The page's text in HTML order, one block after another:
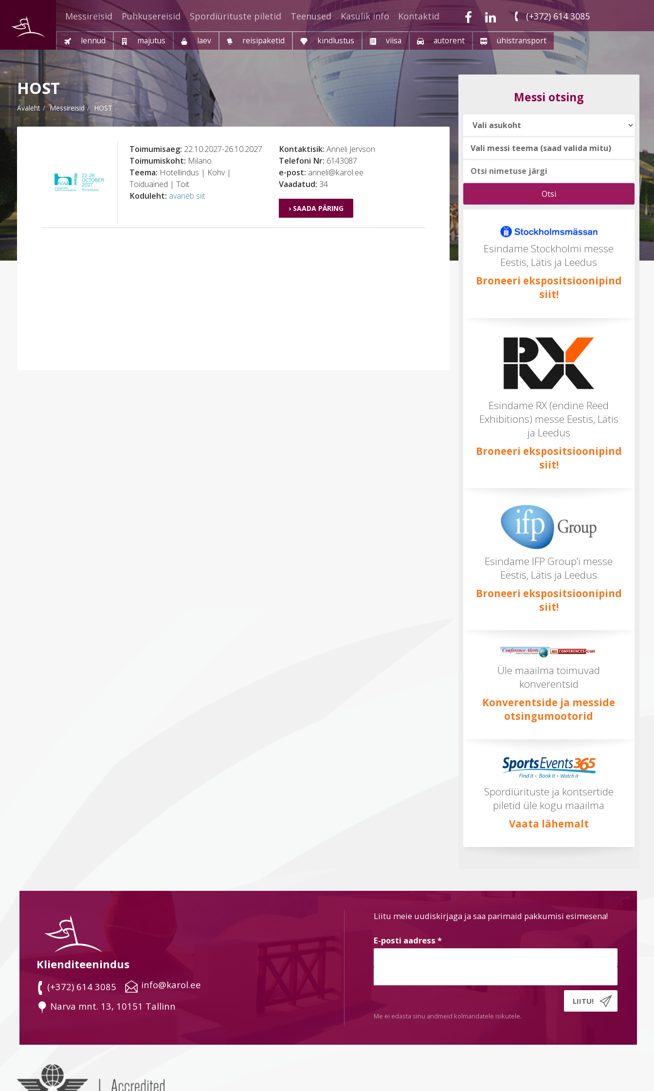
(+372) 614 3085
Messireisid Puhkusereisid Spordiürituste piletid Teenused Kasulik info Kontaktid
lennud majutus laev reisipaketid kindlustus viisa autorent ühistransport
HOST
Avaleht Messireisid HOST
Toimumisaeg: 22.10.2027-26.10.2027
Toimumiskoht: Milano
Teema: Hotellindus | Kohv |
Toiduained | Toit
Koduleht: avaneb siit
Kontaktisik: Anneli Jervson
Telefoni Nr: 6143087
e-post: anneli@karol.ee
Vaadatud: 34
› SAADA PÄRING
Messi otsing
Vali
teema
Esindame Stockholmi messe
Eestis, Lätis ja Leedus
Broneeri ekspositsioonipind
siit!
Esindame RX (endine Reed
Exhibitions) messe Eestis, Lätis
ja Leedus
Broneeri ekspositsioonipind
siit!
Esindame IFP Group’i messe
Eestis, Lätis ja Leedus
Broneeri ekspositsioonipind
siit!
Üle maailma toimuvad
konverentsid
Konverentside ja messide
otsingumootorid
Spordiürituste ja kontsertide
piletid üle kogu maailma
Vaata lähemalt
Klienditeenindus
(+372) 614 3085
info@karol.ee
Narva mnt. 13, 10151 Tallinn
Liitu meie uudiskirjaga ja saa parimaid pakkumisi esimesena!
E-posti aadress *
Me ei edasta sinu andmeid kolmandatele isikutele.